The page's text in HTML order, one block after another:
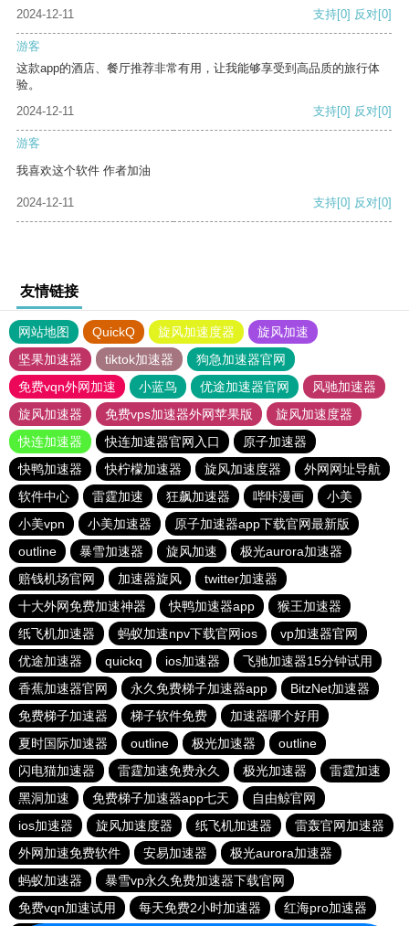
2024-12-11
支持[0] 反对[0]
游客
这款app的酒店、餐厅推荐非常有用，让我能够享受到高品质的旅行体
验。
2024-12-11
支持[0] 反对[0]
游客
我喜欢这个软件 作者加油
2024-12-11 支持[0] 反对[0]
友情链接
网站地图 QuickQ 旋风加速度器
旋风加速
坚果加速器
tiktok加速器
狗急加速器官网
免费vqn外网加速
小蓝鸟 优途加速器官网
风驰加速器
旋风加速器
免费vps加速器外网苹果版
旋风加速度器
快连加速器
快连加速器官网入口
原子加速器
快鸭加速器
快柠檬加速器 旋风加速度器
外网网址导航
软件中心
雷霆加速 狂飙加速器 哔咔漫画
小美
小美vpn
小美加速器
原子加速器app下载官网最新版
outline
暴雪加速器 旋风加速
极光aurora加速器
赔钱机场官网
加速器旋风
twitter加速器
十大外网免费加速神器
快鸭加速器app
猴王加速器
纸飞机加速器
蚂蚁加速npv下载官网ios
vp加速器官网
优途加速器
quickq ios加速器
飞驰加速器15分钟试用
香蕉加速器官网
永久免费梯子加速器app
BitzNet加速器
免费梯子加速器
梯子软件免费
加速器哪个好用
夏时国际加速器
outline 极光加速器
outline
闪电猫加速器
雷霆加速免费永久 极光加速器
雷霆加速
黑洞加速
免费梯子加速器app七天
自由鲸官网
ios加速器
旋风加速度器 纸飞机加速器
雷轰官网加速器
外网加速免费软件
安易加速器
极光aurora加速器
蚂蚁加速器
暴雪vp永久免费加速器下载官网
免费vqn加速试用
每天免费2小时加速器 红海pro加速器